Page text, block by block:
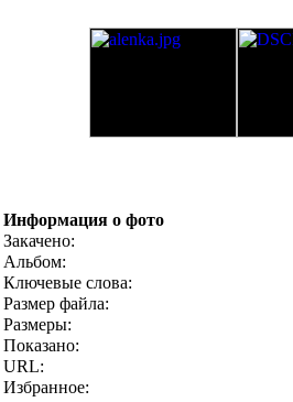
Информация о фото
Закачено:
Альбом:
Ключевые слова:
Размер файла:
Размеры:
Показано:
URL:
Избранное: